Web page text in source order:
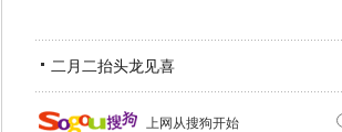
二月二抬头龙见喜
上网从搜狗开始